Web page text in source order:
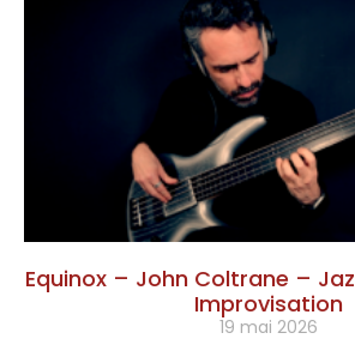
Equinox – John Coltrane –
Improvisation
19 mai 2026